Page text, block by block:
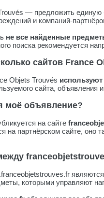
— предложить единую
и компаний-
не все найденные
поиска рекомендуется
сайтов France
Objets Trouvés
сайта,
моё объявление?
на сайте
на партнёрском сайте, оно
являются
которыми управляют